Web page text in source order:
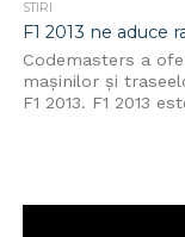
STIRI
F1 2013 ne aduce
Codemasters a
mașinilor și
F1 2013. F1 2013